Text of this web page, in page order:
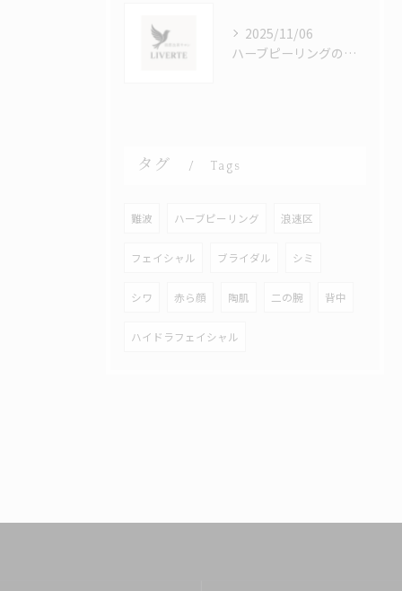
2025/11/06
ハーブピーリングの効果を徹底解説大阪府大阪市で美肌を目指す秘訣
タグ Tags
難波 ハーブピーリング 浪速区
フェイシャル ブライダル シミ
シワ 赤ら顔 陶肌 二の腕 背中
ハイドラフェイシャル